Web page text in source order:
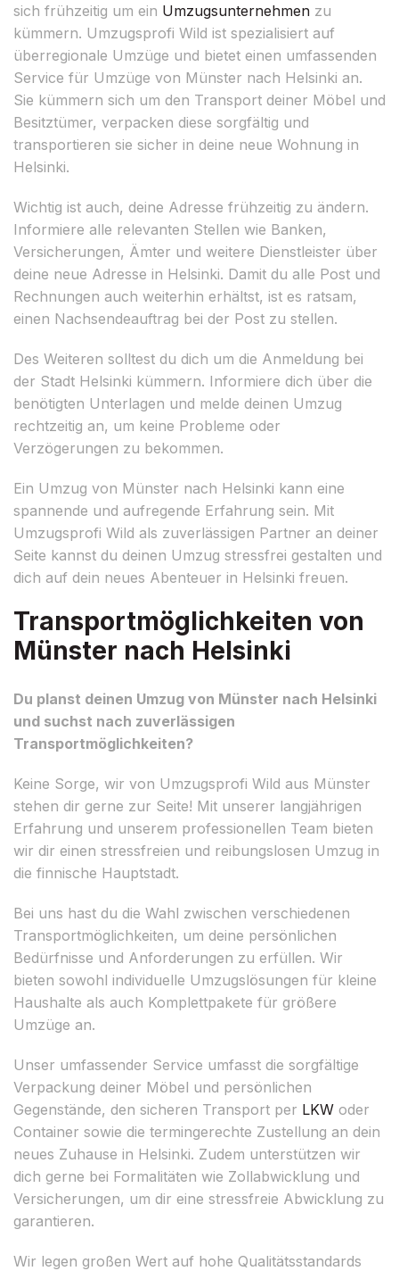
sich frühzeitig um ein Umzugsunternehmen zu
kümmern. Umzugsprofi Wild ist spezialisiert auf
überregionale Umzüge und bietet einen umfassenden
Service für Umzüge von Münster nach Helsinki an.
Sie kümmern sich um den Transport deiner Möbel und
Besitztümer, verpacken diese sorgfältig und
transportieren sie sicher in deine neue Wohnung in
Helsinki.
Wichtig ist auch, deine Adresse frühzeitig zu ändern.
Informiere alle relevanten Stellen wie Banken,
Versicherungen, Ämter und weitere Dienstleister über
deine neue Adresse in Helsinki. Damit du alle Post und
Rechnungen auch weiterhin erhältst, ist es ratsam,
einen Nachsendeauftrag bei der Post zu stellen.
Des Weiteren solltest du dich um die Anmeldung bei
der Stadt Helsinki kümmern. Informiere dich über die
benötigten Unterlagen und melde deinen Umzug
rechtzeitig an, um keine Probleme oder
Verzögerungen zu bekommen.
Ein Umzug von Münster nach Helsinki kann eine
spannende und aufregende Erfahrung sein. Mit
Umzugsprofi Wild als zuverlässigen Partner an deiner
Seite kannst du deinen Umzug stressfrei gestalten und
dich auf dein neues Abenteuer in Helsinki freuen.
Transportmöglichkeiten von
Münster nach Helsinki
Du planst deinen Umzug von Münster nach Helsinki
und suchst nach zuverlässigen
Transportmöglichkeiten?
Keine Sorge, wir von Umzugsprofi Wild aus Münster
stehen dir gerne zur Seite! Mit unserer langjährigen
Erfahrung und unserem professionellen Team bieten
wir dir einen stressfreien und reibungslosen Umzug in
die finnische Hauptstadt.
Bei uns hast du die Wahl zwischen verschiedenen
Transportmöglichkeiten, um deine persönlichen
Bedürfnisse und Anforderungen zu erfüllen. Wir
bieten sowohl individuelle Umzugslösungen für kleine
Haushalte als auch Komplettpakete für größere
Umzüge an.
Unser umfassender Service umfasst die sorgfältige
Verpackung deiner Möbel und persönlichen
Gegenstände, den sicheren Transport per LKW oder
Container sowie die termingerechte Zustellung an dein
neues Zuhause in Helsinki. Zudem unterstützen wir
dich gerne bei Formalitäten wie Zollabwicklung und
Versicherungen, um dir eine stressfreie Abwicklung zu
garantieren.
Wir legen großen Wert auf hohe Qualitätsstandards